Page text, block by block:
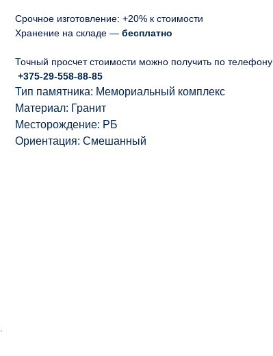
Срочное изготовление: +20% к стоимости
Хранение на складе — бесплатно
Точный просчет стоимости можно получить по телефону
+375-29-558-88-85
Тип памятника: Мемориальный комплекс
Материал: Гранит
Месторождение: РБ
Ориентация: Смешанный